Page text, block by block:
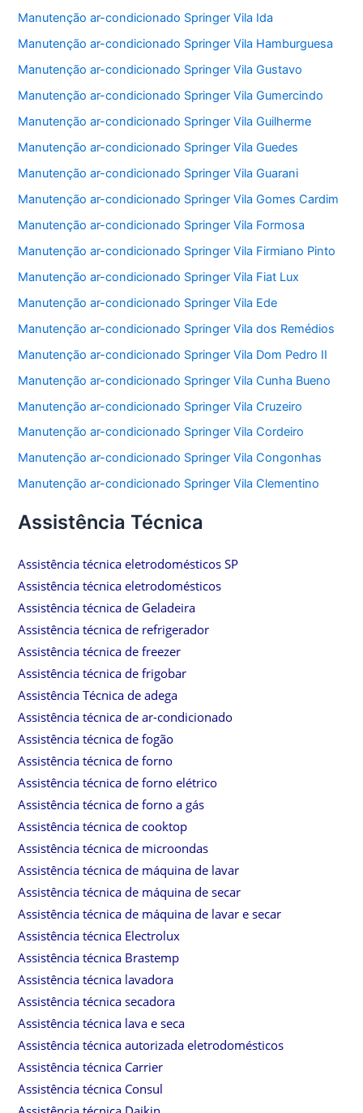
Manutenção ar-condicionado Springer Vila Ida
Manutenção ar-condicionado Springer Vila Hamburguesa
Manutenção ar-condicionado Springer Vila Gustavo
Manutenção ar-condicionado Springer Vila Gumercindo
Manutenção ar-condicionado Springer Vila Guilherme
Manutenção ar-condicionado Springer Vila Guedes
Manutenção ar-condicionado Springer Vila Guarani
Manutenção ar-condicionado Springer Vila Gomes Cardim
Manutenção ar-condicionado Springer Vila Formosa
Manutenção ar-condicionado Springer Vila Firmiano Pinto
Manutenção ar-condicionado Springer Vila Fiat Lux
Manutenção ar-condicionado Springer Vila Ede
Manutenção ar-condicionado Springer Vila dos Remédios
Manutenção ar-condicionado Springer Vila Dom Pedro II
Manutenção ar-condicionado Springer Vila Cunha Bueno
Manutenção ar-condicionado Springer Vila Cruzeiro
Manutenção ar-condicionado Springer Vila Cordeiro
Manutenção ar-condicionado Springer Vila Congonhas
Manutenção ar-condicionado Springer Vila Clementino
Assistência Técnica
Assistência técnica eletrodomésticos SP
Assistência técnica eletrodomésticos
Assistência técnica de Geladeira
Assistência técnica de refrigerador
Assistência técnica de freezer
Assistência técnica de frigobar
Assistência Técnica de adega
Assistência técnica de ar-condicionado
Assistência técnica de fogão
Assistência técnica de forno
Assistência técnica de forno elétrico
Assistência técnica de forno a gás
Assistência técnica de cooktop
Assistência técnica de microondas
Assistência técnica de máquina de lavar
Assistência técnica de máquina de secar
Assistência técnica de máquina de lavar e secar
Assistência técnica Electrolux
Assistência técnica Brastemp
Assistência técnica lavadora
Assistência técnica secadora
Assistência técnica lava e seca
Assistência técnica autorizada eletrodomésticos
Assistência técnica Carrier
Assistência técnica Consul